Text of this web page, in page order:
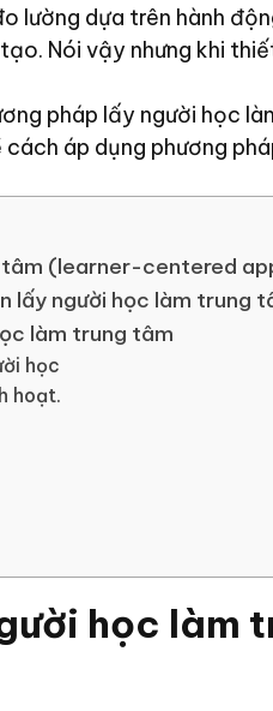
dựa trên hành
Nói vậy nhưng khi
pháp lấy người học
áp dụng phương
tâm (learner-centered
lấy người học làm trung
làm trung tâm
học
hoạt.
học